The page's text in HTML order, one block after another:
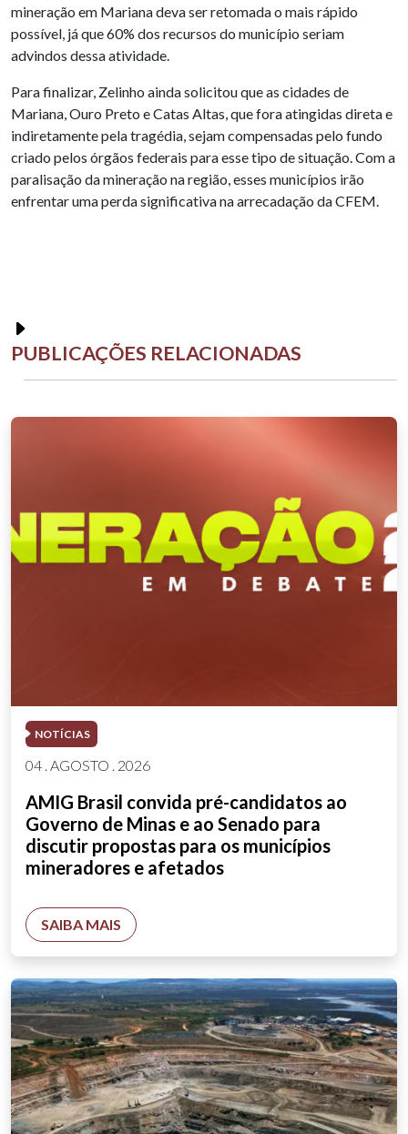
mineração em Mariana deva ser retomada o mais rápido
possível, já que 60% dos recursos do município seriam
advindos dessa atividade.
Para finalizar, Zelinho ainda solicitou que as cidades de
Mariana, Ouro Preto e Catas Altas, que fora atingidas direta e
indiretamente pela tragédia, sejam compensadas pelo fundo
criado pelos órgãos federais para esse tipo de situação. Com a
paralisação da mineração na região, esses municípios irão
enfrentar uma perda significativa na arrecadação da CFEM.
PUBLICAÇÕES RELACIONADAS
NOTÍCIAS
04 . AGOSTO . 2026
AMIG Brasil convida pré-candidatos ao
Governo de Minas e ao Senado para
discutir propostas para os municípios
mineradores e afetados
SAIBA MAIS